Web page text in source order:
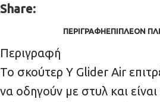
Share:
ΠΕΡΙΓΡΑΦΉΕΠΙΠΛΈΟΝ
Περιγραφή
Το σκούτερ Y Glider Air
να οδηγούν με στυλ και είναι